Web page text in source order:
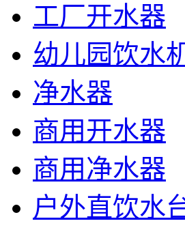
工厂开水器
幼儿园饮水
净水器
商用开水器
商用净水器
户外直饮水